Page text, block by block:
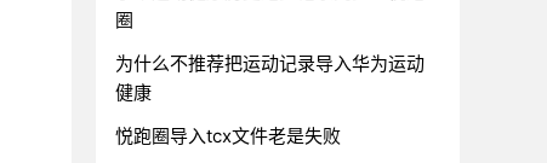
圈
为什么不推荐把运动记录导入华为运动
健康
悦跑圈导入tcx文件老是失败